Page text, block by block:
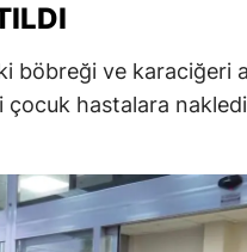
böbreği ve karaciğeri
hastalara